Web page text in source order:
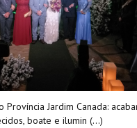
Província Jardim Canada:
boate e ilumin (...)